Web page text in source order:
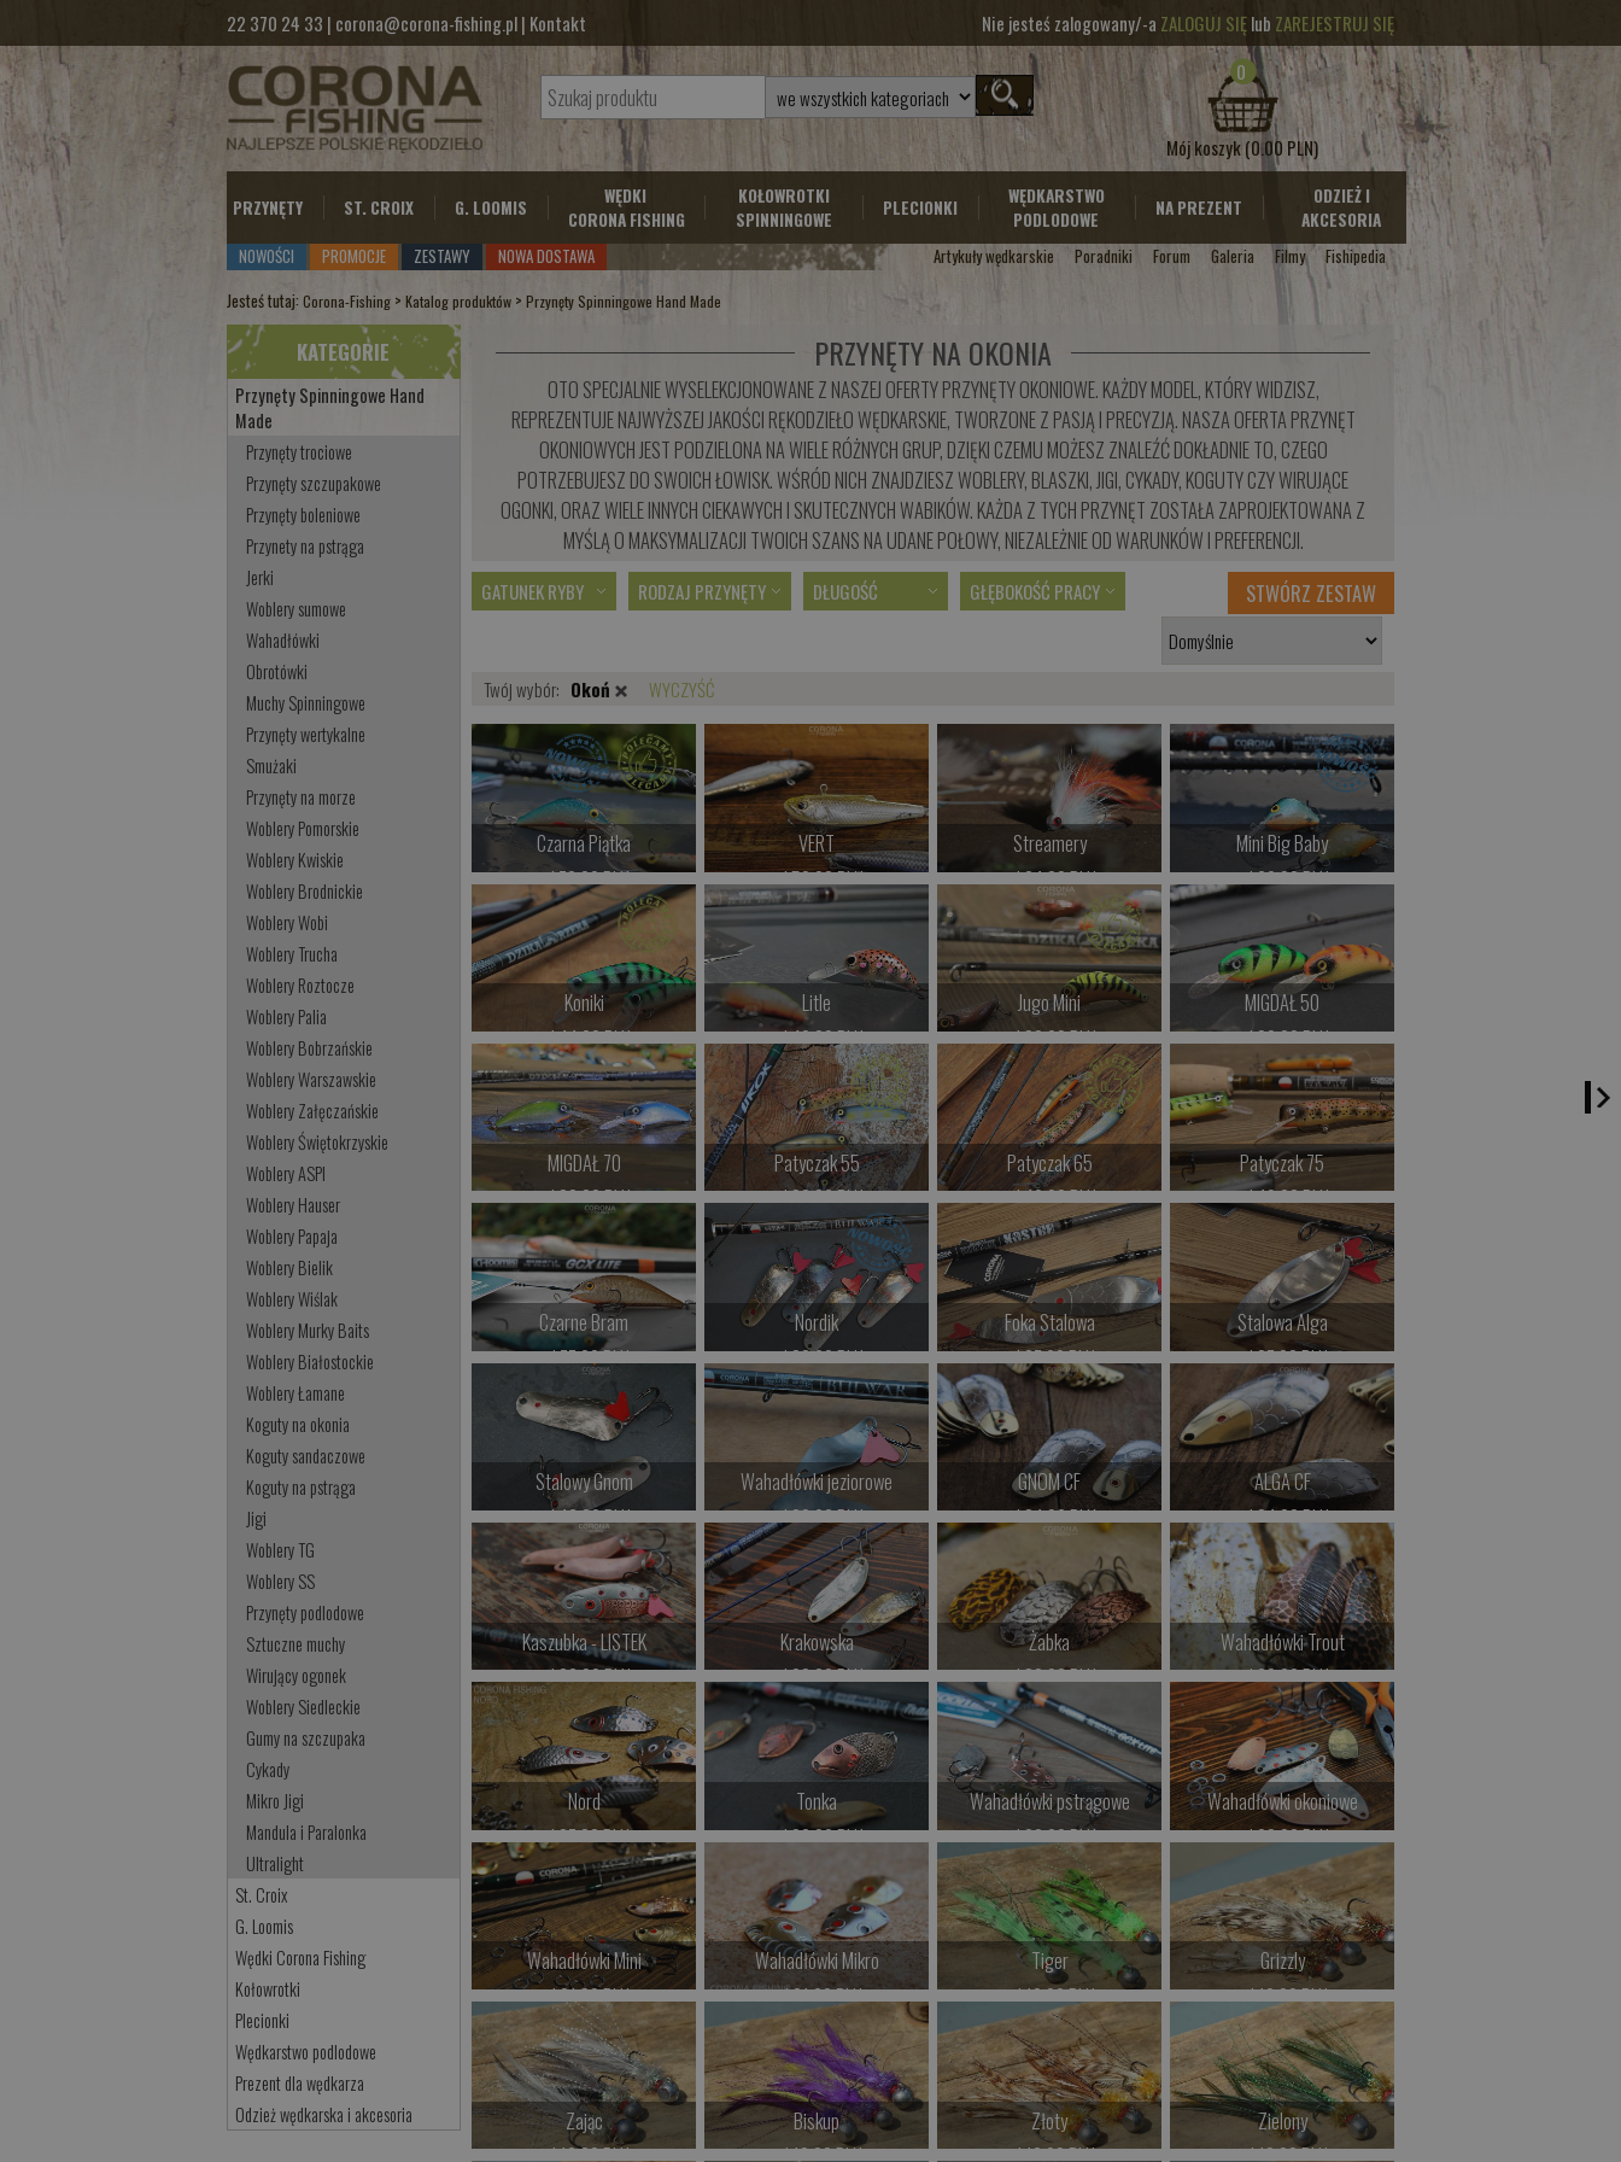
22 370 24 33 | corona@corona-fishing.pl| Kontakt Nie jesteś zalogowany/-a ZALOGUJ SIĘlub ZAREJESTRUJ SIĘ
0
Mój koszyk(0.00 PLN)
PRZYNĘTY ST. CROIX G. LOOMIS
WĘDKI
CORONA FISHING
KOŁOWROTKI
SPINNINGOWE
PLECIONKI
WĘDKARSTWO
PODLODOWE
NA PREZENT
ODZIEŻ I
AKCESORIA
NOWOŚCI
PROMOCJE ZESTAWY NOWA DOSTAWA Artykuły wędkarskie Poradniki Forum Galeria Filmy
Fishipedia
Jesteś tutaj: Corona-Fishing >Katalog produktów >Przynęty Spinningowe Hand Made
KATEGORIE
Przynęty Spinningowe Hand
Made
Przynęty trociowe
Przynęty szczupakowe
Przynęty boleniowe
Przynety na pstrąga
Jerki
Woblery sumowe
Wahadłówki
Obrotówki
Muchy Spinningowe
Przynęty wertykalne
Smużaki
Przynęty na morze
Woblery Pomorskie
Woblery Kwiskie
Woblery Brodnickie
Woblery Wobi
Woblery Trucha
Woblery Roztocze
Woblery Palia
Woblery Bobrzańskie
Woblery Warszawskie
Woblery Załęczańskie
Woblery Świętokrzyskie
Woblery ASPI
Woblery Hauser
Woblery Papaja
Woblery Bielik
Woblery Wiślak
Woblery Murky Baits
Woblery Białostockie
Woblery Łamane
Koguty na okonia
Koguty sandaczowe
Koguty na pstrąga
Jigi
Woblery TG
Woblery SS
Przynęty podlodowe
Sztuczne muchy
Wirujący ogonek
Woblery Siedleckie
Gumy na szczupaka
Cykady
Mikro Jigi
Mandula i Paralonka
Ultralight
St. Croix
G. Loomis
Wędki Corona Fishing
Kołowrotki
Plecionki
Wędkarstwo podlodowe
Prezent dla wędkarza
Odzież wędkarska i akcesoria
PRZYNĘTY NA OKONIA
OTO SPECJALNIE WYSELEKCJONOWANE Z NASZEJ OFERTY PRZYNĘTY OKONIOWE. KAŻDY MODEL, KTÓRY WIDZISZ,
REPREZENTUJE NAJWYŻSZEJ JAKOŚCI RĘKODZIEŁO WĘDKARSKIE, TWORZONE Z PASJĄ I PRECYZJĄ. NASZA OFERTA PRZYNĘT
OKONIOWYCH JEST PODZIELONA NA WIELE RÓŻNYCH GRUP, DZIĘKI CZEMU MOŻESZ ZNALEŹĆ DOKŁADNIE TO, CZEGO
POTRZEBUJESZ DO SWOICH ŁOWISK. WŚRÓD NICH ZNAJDZIESZ WOBLERY, BLASZKI, JIGI, CYKADY, KOGUTY CZY WIRUJĄCE
OGONKI, ORAZ WIELE INNYCH CIEKAWYCH I SKUTECZNYCH WABIKÓW. KAŻDA Z TYCH PRZYNĘT ZOSTAŁA ZAPROJEKTOWANA Z
MYŚLĄ O MAKSYMALIZACJI TWOICH SZANS NA UDANE POŁOWY, NIEZALEŻNIE OD WARUNKÓW I PREFERENCJI.
GATUNEK RYBY RODZAJ PRZYNĘTY DŁUGOŚĆ GŁĘBOKOŚĆ PRACY STWÓRZ ZESTAW
Twój wybór: Okoń WYCZYŚĆ
Czarna Piątka
od 72.00 PLN
Kup teraz >
VERT
od 52.00 PLN
Streamery
od 24.00 PLN
Kup teraz >
Mini Big Baby
od 69.00 PLN
Kup teraz >
Koniki
od 44.00 PLN
Kup teraz >
Litle
od 42.00 PLN
Kup teraz >
Jugo Mini
od 39.00 PLN
Kup teraz >
MIGDAŁ 50
od 39.00 PLN
Kup teraz >
MIGDAŁ 70
od 38.00 PLN
Kup teraz >
Patyczak 55
od 39.00 PLN
Kup teraz >
Patyczak 65
od 42.00 PLN
Kup teraz >
Patyczak 75
od 42.00 PLN
Kup teraz >
Czarne Bram
od 77.00 PLN
Kup teraz >
Nordik
od 38.00 PLN
Kup teraz >
Foka Stalowa
od 37.00 PLN
Kup teraz >
Stalowa Alga
od 37.00 PLN
Kup teraz >
Stalowy Gnom
od 48.00 PLN
Kup teraz >
Wahadłówki jeziorowe
od 32.00 PLN
Kup teraz >
GNOM CF
od 34.00 PLN
Kup teraz >
ALGA CF
od 34.00 PLN
Kup teraz >
Kaszubka - LISTEK
od 36.00 PLN
Kup teraz >
Krakowska
od 22.00 PLN
Kup teraz >
Żabka
od 32.00 PLN
Kup teraz >
Wahadłówki Trout
od 29.00 PLN
Kup teraz >
Nord
od 37.00 PLN
Kup teraz >
Tonka
od 26.00 PLN
Kup teraz >
Wahadłówki pstrągowe
od 22.00 PLN
Kup teraz >
Wahadłówki okoniowe
od 22.00 PLN
Kup teraz >
Wahadłówki Mini
od 21.00 PLN
Kup teraz >
Wahadłówki Mikro
od 21.00 PLN
Kup teraz >
Tiger
od 19.00 PLN
Kup teraz >
Grizzly
od 19.00 PLN
Kup teraz >
Zając
od 19.00 PLN
Biskup
od 19.00 PLN
Złoty
od 19.00 PLN
Zielony
od 19.00 PLN